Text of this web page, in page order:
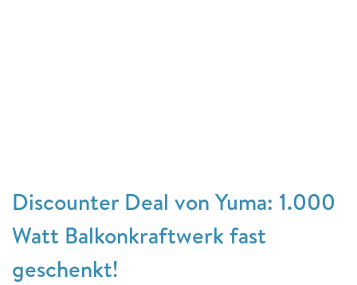
Discounter Deal von Yuma: 1.000
Watt Balkonkraftwerk fast
geschenkt!